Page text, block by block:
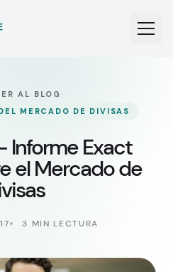
AL BLOG ·
MERCADO DE DIVISAS
Informe Exact
el Mercado de
3 MIN LECTURA